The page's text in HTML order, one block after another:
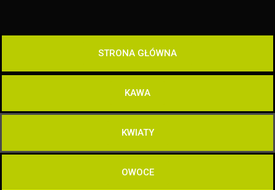
STRONA GŁÓWNA
KAWA
KWIATY
OWOCE